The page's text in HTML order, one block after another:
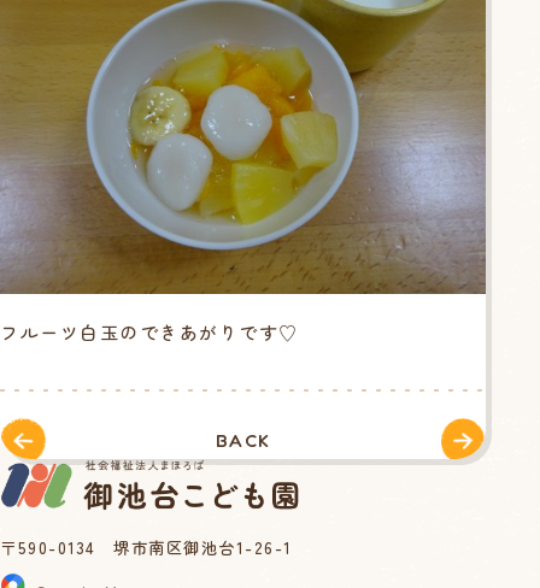
フルーツ白玉のできあがりです♡
BACK
〒590-0134 堺市南区御池台1-26-1